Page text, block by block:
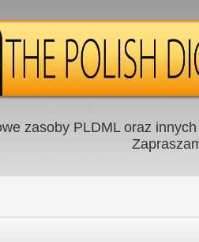
zasoby PLDML oraz